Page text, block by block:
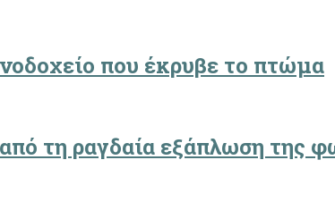
που έκρυβε το πτώμα
τη ραγδαία εξάπλωση της